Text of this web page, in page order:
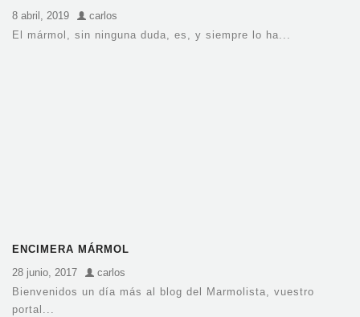
8 abril, 2019
carlos
El mármol, sin ninguna duda, es, y siempre lo ha...
ENCIMERA MÁRMOL
28 junio, 2017
carlos
Bienvenidos un día más al blog del Marmolista, vuestro
portal...